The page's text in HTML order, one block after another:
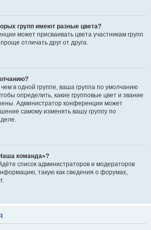
групп имеют разные цвета?
может присваивать цвета участникам групп
отличать друг от друга.
в одной группе, ваша группа по умолчанию
определить, какие групповые цвет и звание
Администратор конференции может
самому изменять вашу группу по
команда»?
список администраторов и модераторов
такую как сведения о форумах,